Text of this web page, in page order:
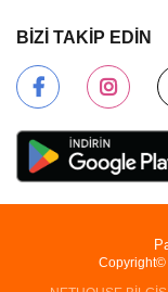
BİZİ TAKİP EDİN
Copyright©